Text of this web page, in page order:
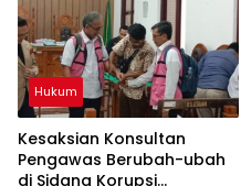
Hukum
Kesaksian Konsultan
Pengawas Berubah-ubah
di Sidang Korupsi